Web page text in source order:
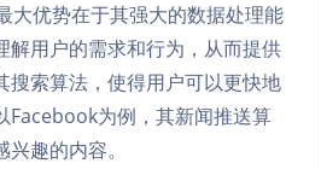
大优势在于其强大的数据处理能
解用户的需求和行为，从而提供
搜索算法，使得用户可以更快地
Facebook为例，其新闻推送算
趣的内容。